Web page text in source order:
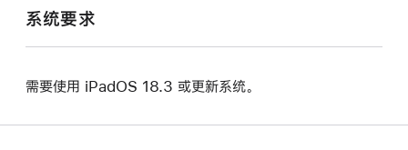
系统要求
需要使用 iPadOS 18.3 或更新系统。